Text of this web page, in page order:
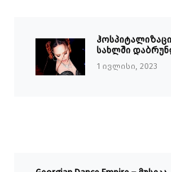
სახლში
1 ივლისი, 2023